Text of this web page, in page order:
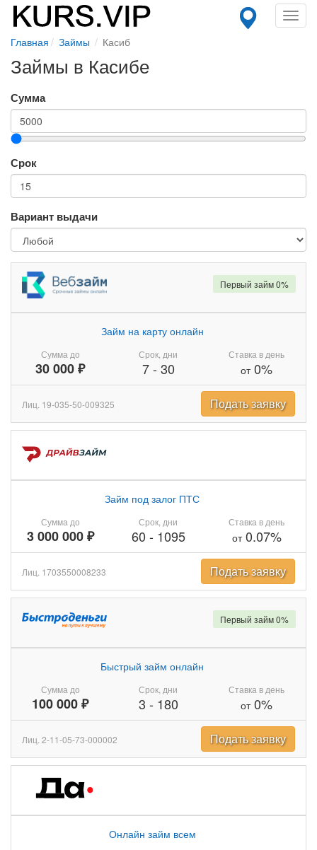
Главная Займы Касиб
Займы в Касибе
Сумма
Срок
Вариант выдачи
Сумма до
30 000 ₽
Займ на карту онлайн
Срок, дни
7- 30
Ставка в день
от0%
Первый займ 0%
Лиц. 19-035-50-009325 Подать заявку
Сумма до
3 000 000 ₽
Займ под залог ПТС
Срок, дни
60 - 1095
Ставка в день
от0.07%
Лиц. 1703550008233 Подать заявку
Сумма до
100 000 ₽
Быстрый займ онлайн
Срок, дни
3 - 180
Ставка в день
от0%
Первый займ 0%
Лиц. 2-11-05-73-000002 Подать заявку
Онлайн займ всем